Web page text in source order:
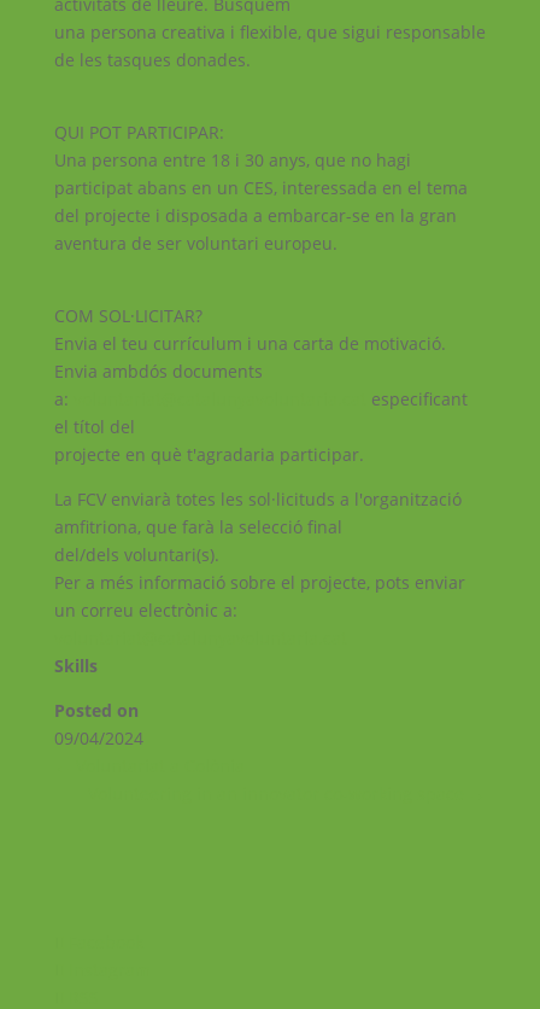
una persona creativa i flexible, que sigui responsable
de les tasques donades.
QUI POT PARTICIPAR:
Una persona entre 18 i 30 anys, que no hagi
participat abans en un CES, interessada en el tema
del projecte i disposada a embarcar-se en la gran
aventura de ser voluntari europeu.
COM SOL·LICITAR?
Envia el teu currículum i una carta de motivació.
Envia ambdós documents
a:
especificant
el títol del
projecte en què t'agradaria participar.
La FCV enviarà totes les sol·licituds a l'organització
amfitriona, que farà la selecció final
del/dels voluntari(s).
Per a més informació sobre el projecte, pots enviar
un correu electrònic a:
Skills
Posted on
09/04/2024